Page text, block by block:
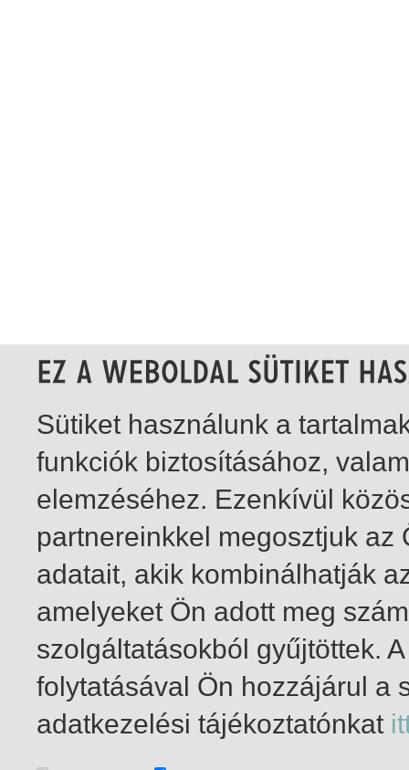
1-1 / insgesamt 1 Treffer
Sütiket használunk a
funkciók biztosításához,
elemzéséhez. Ezenkívül
partnereinkkel megosztjuk
adatait, akik kombinálhatják
amelyeket Ön adott meg
szolgáltatásokból gyűjtöttek.
folytatásával Ön hozzájárul a
adatkezelési tájékoztatónkat